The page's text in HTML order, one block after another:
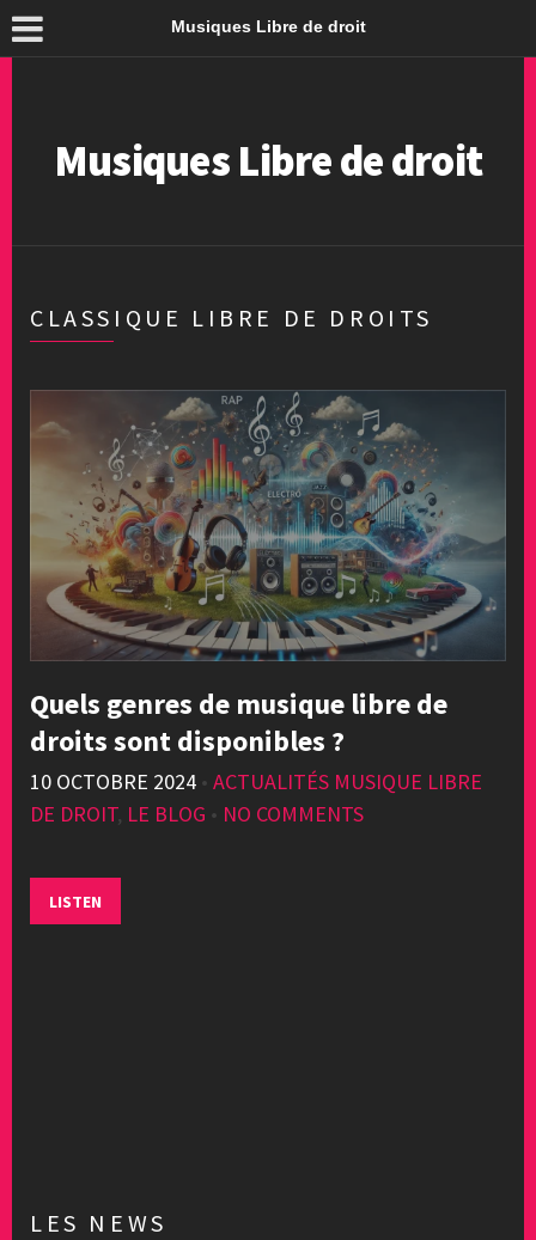
Musiques Libre de droit
Musiques Libre de droit
CLASSIQUE LIBRE DE DROITS
Quels genres de musique libre de
droits sont disponibles ?
10 OCTOBRE 2024 • ACTUALITÉS MUSIQUE LIBRE
DE DROIT, LE BLOG • NO COMMENTS
LISTEN
LES NEWS